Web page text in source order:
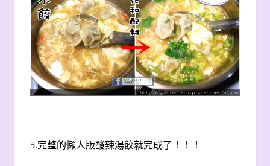
5.完整的懶人版酸辣湯餃就完成了！！！